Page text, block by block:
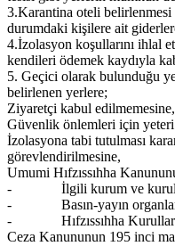
3.Karantina oteli belirlenmesi
durumdaki kişilere ait
4.İzolasyon koşullarını ihlal
kendileri ödemek kaydıyla
5. Geçici olarak bulunduğu
belirlenen yerlere;
­Ziyaretçi kabul edilmemesine,
­Güvenlik önlemleri için
­İzolasyona tabi tutulması
görevlendirilmesine,
Umumi Hıfzıssıhha
- İlgili kurum ve kuruluşlar
- Basın-yayın
- Hıfzıssıhha Kurullarınca
Ceza Kanununun 195 inci